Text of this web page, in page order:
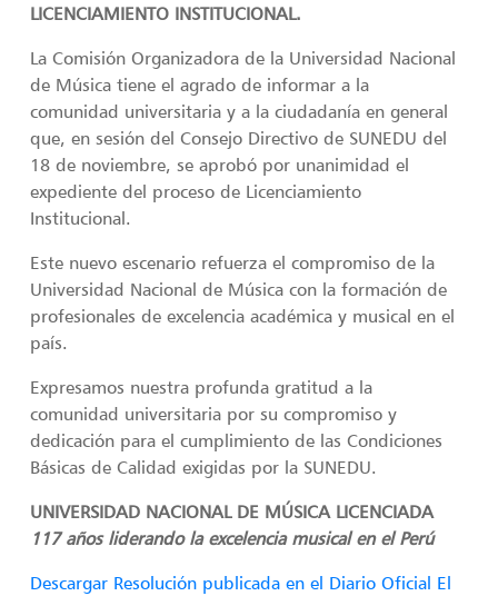
LICENCIAMIENTO INSTITUCIONAL.
La Comisión Organizadora de la Universidad Nacional
de Música tiene el agrado de informar a la
comunidad universitaria y a la ciudadanía en general
que, en sesión del Consejo Directivo de SUNEDU del
18 de noviembre, se aprobó por unanimidad el
expediente del proceso de Licenciamiento
Institucional.
Este nuevo escenario refuerza el compromiso de la
Universidad Nacional de Música con la formación de
profesionales de excelencia académica y musical en el
país.
Expresamos nuestra profunda gratitud a la
comunidad universitaria por su compromiso y
dedicación para el cumplimiento de las Condiciones
Básicas de Calidad exigidas por la SUNEDU.
UNIVERSIDAD NACIONAL DE MÚSICA LICENCIADA
117 años liderando la excelencia musical en el Perú
Descargar Resolución publicada en el Diario Oficial El